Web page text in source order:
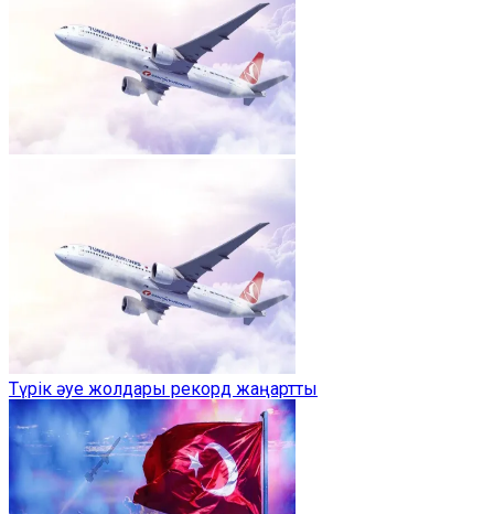
Түрік әуе жолдары рекорд жаңартты